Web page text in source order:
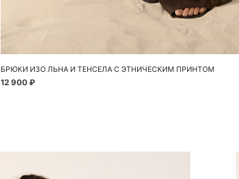
Добавить в корзину
БРЮКИ ИЗО ЛЬНА И ТЕНСЕЛА С ЭТНИЧЕСКИМ ПРИНТОМ
12 900 ₽